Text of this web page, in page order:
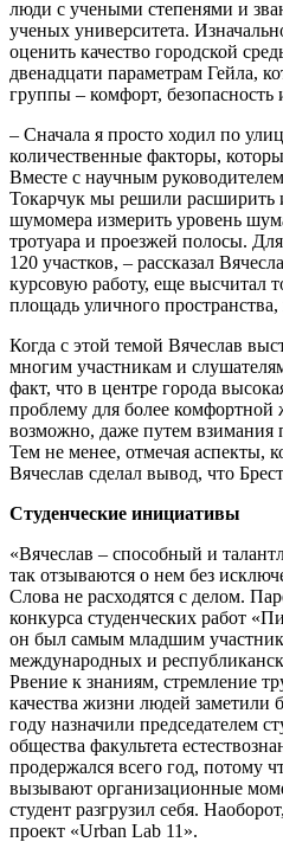
люди с учеными степенями и
ученых университета.
оценить качество городской
двенадцати параметрам Гейла,
группы – комфорт, безопасность
– Сначала я просто ходил по
количественные факторы,
Вместе с научным
Токарчук мы решили расширить
шумомера измерить уровень
тротуара и проезжей полосы.
120 участков, – рассказал
курсовую работу, еще высчитал
площадь уличного пространства,
Когда с этой темой Вячеслав
многим участникам и
факт, что в центре города
проблему для более
возможно, даже путем взимания
Тем не менее, отмечая аспекты,
Вячеслав сделал вывод, что
Студенческие инициативы
«Вячеслав – способный и
так отзываются о нем без
Слова не расходятся с делом.
конкурса студенческих работ
он был самым младшим
международных и
Рвение к знаниям, стремление
качества жизни людей
году назначили председателем
общества факультета
продержался всего год, потому
вызывают организационные
студент разгрузил себя.
проект «Urban Lab 11».